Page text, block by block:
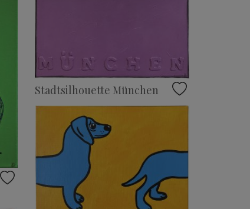
Stadtsilhouette München